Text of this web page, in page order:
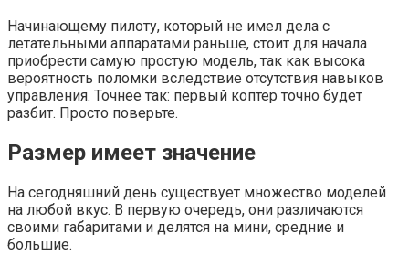
Начинающему пилоту, который не имел дела с
летательными аппаратами раньше, стоит для начала
приобрести самую простую модель, так как высока
вероятность поломки вследствие отсутствия навыков
управления. Точнее так: первый коптер точно будет
разбит. Просто поверьте.
Размер имеет значение
На сегодняшний день существует множество моделей
на любой вкус. В первую очередь, они различаются
своими габаритами и делятся на мини, средние и
большие.